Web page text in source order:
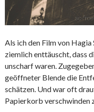
Als ich den Film von
ziemlich enttäuscht, dass
unscharf waren.
geöffneter Blende die
schätzen. Und war oft
Papierkorb verschwinden